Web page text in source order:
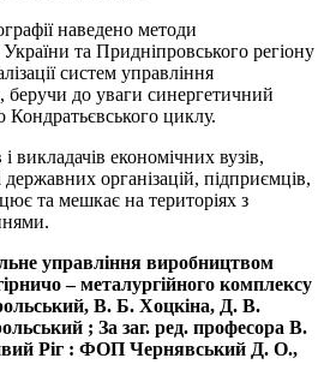
наведено методи
та Придніпровського регіону
систем управління
беручи до уваги синергетичний
циклу.
викладачів економічних вузів,
державних організацій, підприємців,
та мешкає на територіях з
управління виробництвом
– металургійного комплексу
В. Б. Хоцкіна, Д. В.
; За заг. ред. професора В.
Ріг : ФОП Чернявський Д. О.,